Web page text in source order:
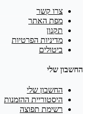
צרו קשר
מפת האתר
תקנון
מדיניות הפרטיות
ביטולים
החשבון שלי
החשבון שלי
היסטוריית ההזמנות
רשימת תפוצה